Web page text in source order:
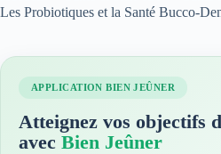
Les Probiotiques et la Santé Bucco-
APPLICATION BIEN JEÛNER
Atteignez vos objectifs
avec Bien Jeûner